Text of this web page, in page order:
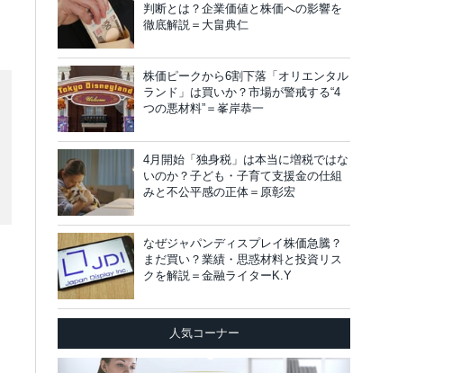
判断とは？企業価値と株価への影響を
徹底解説＝大畠典仁
株価ピークから6割下落「オリエンタル
ランド」は買いか？市場が警戒する“4
つの悪材料”＝峯岸恭一
4月開始「独身税」は本当に増税ではな
いのか？子ども・子育て支援金の仕組
みと不公平感の正体＝原彰宏
なぜジャパンディスプレイ株価急騰？
まだ買い？業績・思惑材料と投資リス
クを解説＝金融ライターK.Y
人気コーナー